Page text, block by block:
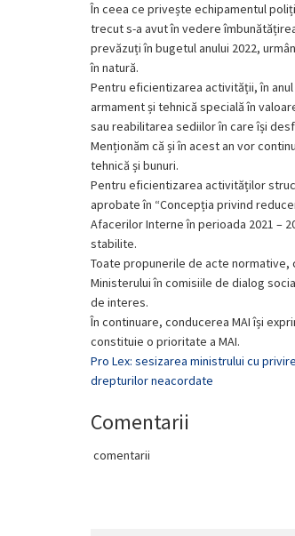
În ceea ce privește echipamentul
trecut s-a avut în vedere
prevăzuți în bugetul anului 2022,
în natură.
Pentru eficientizarea activității, în
armament și tehnică specială în
sau reabilitarea sediilor în care își
Menționăm că și în acest an vor
tehnică și bunuri.
Pentru eficientizarea activităților
aprobate în “Concepția privind
Afacerilor Interne în perioada 2021 –
stabilite.
Toate propunerile de acte
Ministerului în comisiile de dialog
de interes.
În continuare, conducerea MAI își
constituie o prioritate a MAI.
Pro Lex: sesizarea ministrului cu
drepturilor neacordate
Comentarii
comentarii